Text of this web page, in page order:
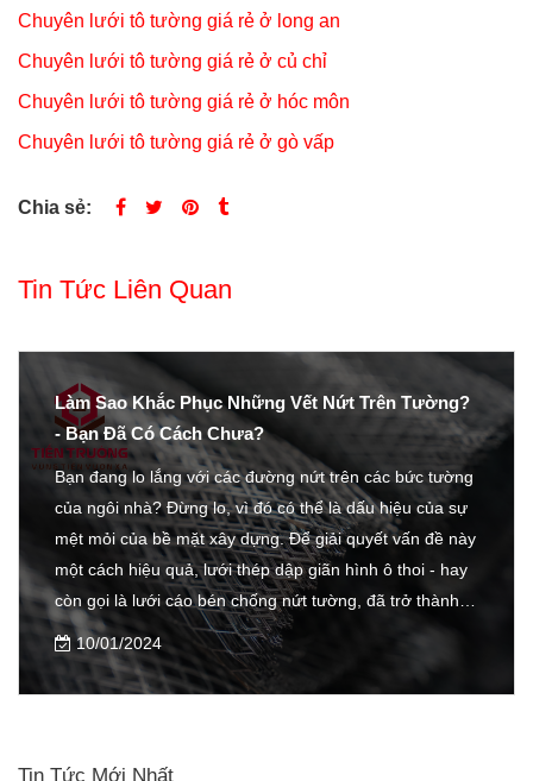
Chuyên lưới tô tường giá rẻ ở long an
Chuyên lưới tô tường giá rẻ ở củ chỉ
Chuyên lưới tô tường giá rẻ ở hóc môn
Chuyên lưới tô tường giá rẻ ở gò vấp
Chia sẻ:
Tin Tức Liên Quan
Làm Sao Khắc Phục Những Vết Nứt Trên Tường?
- Bạn Đã Có Cách Chưa?
Bạn đang lo lắng với các đường nứt trên các bức tường
của ngôi nhà? Đừng lo, vì đó có thể là dấu hiệu của sự
mệt mỏi của bề mặt xây dựng. Để giải quyết vấn đề này
một cách hiệu quả, lưới thép dập giãn hình ô thoi - hay
còn gọi là lưới cáo bén chống nứt tường, đã trở thành
giải pháp ưu việt. Hãy cùng khám phá chi tiết về lưới
này để hiểu rõ hơn về cách nó có thể bảo vệ và tăng
cường độ bền cho ngôi nhà hoặc công trình của bạn.
10/01/2024
Tin Tức Mới Nhất